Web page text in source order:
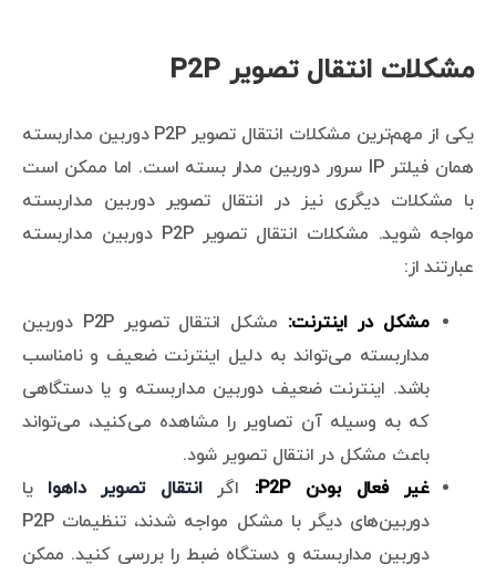
مشکلات انتقال تصویر P2P
یکی از مهم‌ترین مشکلات انتقال تصویر P2P دوربین مداربسته
همان فیلتر IP سرور دوربین مدار بسته است. اما ممکن است
با مشکلات دیگری نیز در انتقال تصویر دوربین مداربسته
مواجه شوید. مشکلات انتقال تصویر P2P دوربین مداربسته
عبارتند از:
مشکل در اینترنت:
مشکل انتقال تصویر P2P دوربین
مداربسته می‌تواند به دلیل اینترنت ضعیف و نامناسب
باشد. اینترنت ضعیف دوربین مداربسته و یا دستگاهی
که به وسیله آن تصاویر را مشاهده می‌کنید، می‌تواند
باعث مشکل در انتقال تصویر شود.
غیر فعال بودن P2P:
اگرانتقال تصویر داهوا یا
دوربین‌های دیگر با مشکل مواجه شدند، تنظیمات P2P
دوربین مداربسته و دستگاه ضبط را بررسی کنید. ممکن